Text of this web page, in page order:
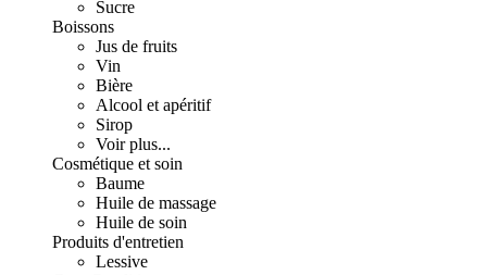
Sucre
Boissons
Jus de fruits
Vin
Bière
Alcool et apéritif
Sirop
Voir plus...
Cosmétique et soin
Baume
Huile de massage
Huile de soin
Produits d'entretien
Lessive